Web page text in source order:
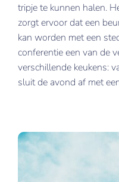
tripje te kunnen halen.
zorgt ervoor dat een
kan worden met een
conferentie een van de
verschillende keukens:
sluit de avond af met